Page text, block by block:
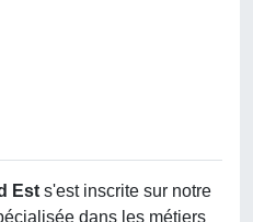
Est s'est inscrite sur notre
dans les métiers